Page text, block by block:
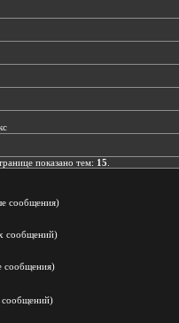
показано тем: 15
сообщения)
сообщений)
сообщения)
сообщений)